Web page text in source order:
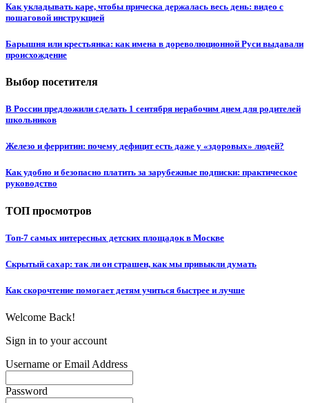
Как укладывать каре, чтобы прическа держалась весь день: видео с
пошаговой инструкцией
Барышня или крестьянка: как имена в дореволюционной Руси выдавали
происхождение
Выбор посетителя
В России предложили сделать 1 сентября нерабочим днем для родителей
школьников
Железо и ферритин: почему дефицит есть даже у «здоровых» людей?
Как удобно и безопасно платить за зарубежные подписки: практическое
руководство
ТОП просмотров
Топ-7 самых интересных детских площадок в Москве
Скрытый сахар: так ли он страшен, как мы привыкли думать
Как скорочтение помогает детям учиться быстрее и лучше
Welcome Back!
Sign in to your account
Username or Email Address
Password